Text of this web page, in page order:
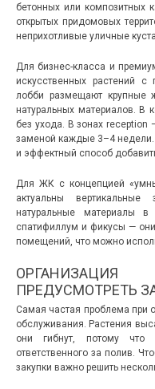
бетонных или композитных
открытых придомовых
неприхотливые уличные
Для бизнес-класса и
искусственных растений
лобби размещают
натуральных материалов. В
без ухода. В зонах reception
заменой каждые 3–4 недели.
и эффектный способ
Для ЖК с концепцией
актуальны
натуральные материалы
спатифиллум и фикусы —
помещений, что можно
ОРГАНИЗАЦИЯ
ПРЕДУСМОТРЕТЬ
Самая частая проблема при
обслуживания. Растения
они гибнут, потому
ответственного за полив.
закупки важно решить